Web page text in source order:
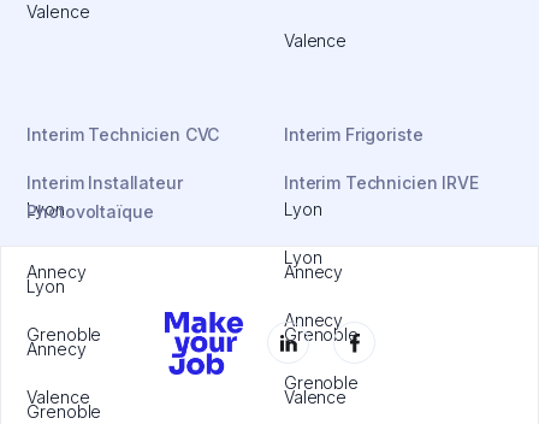
Valence
Valence
Interim Technicien CVC
Lyon
Annecy
Grenoble
Valence
Interim Frigoriste
Lyon
Annecy
Grenoble
Valence
Interim Installateur
Photovoltaïque
Lyon
Annecy
Grenoble
Interim Technicien IRVE
Lyon
Annecy
Grenoble